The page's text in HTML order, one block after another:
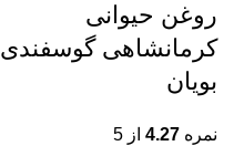
روغن حیوانی
کرمانشاهی گوسفندی
بویان
نمره 4.27 از 5